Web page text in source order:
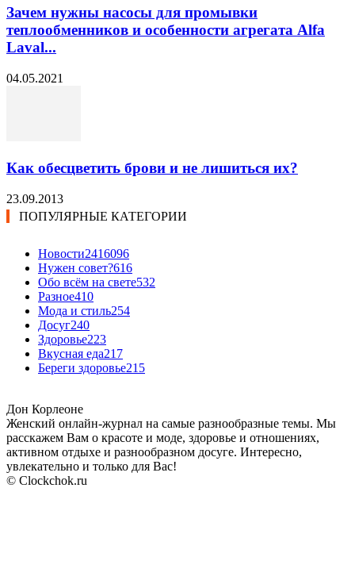
Зачем нужны насосы для промывки
теплообменников и особенности агрегата Alfa
Laval...
04.05.2021
Как обесцветить брови и не лишиться их?
23.09.2013
ПОПУЛЯРНЫЕ КАТЕГОРИИ
Новости2416096
Нужен совет?616
Обо всём на свете532
Разное410
Мода и стиль254
Досуг240
Здоровье223
Вкусная еда217
Береги здоровье215
Дон Корлеоне
Женский онлайн-журнал на самые разнообразные темы. Мы
расскажем Вам о красоте и моде, здоровье и отношениях,
активном отдыхе и разнообразном досуге. Интересно,
увлекательно и только для Вас!
© Clockchok.ru